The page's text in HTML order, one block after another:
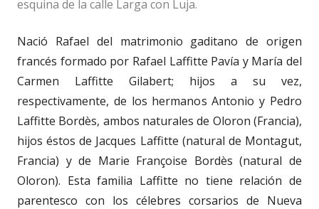
esquina de la calle Larga con Luja.
Nació Rafael del matrimonio gaditano de origen
francés formado por Rafael Laffitte Pavía y María del
Carmen Laffitte Gilabert; hijos a su vez,
respectivamente, de los hermanos Antonio y Pedro
Laffitte Bordès, ambos naturales de Oloron (Francia),
hijos éstos de Jacques Laffitte (natural de Montagut,
Francia) y de Marie Françoise Bordès (natural de
Oloron). Esta familia Laffitte no tiene relación de
parentesco con los célebres corsarios de Nueva